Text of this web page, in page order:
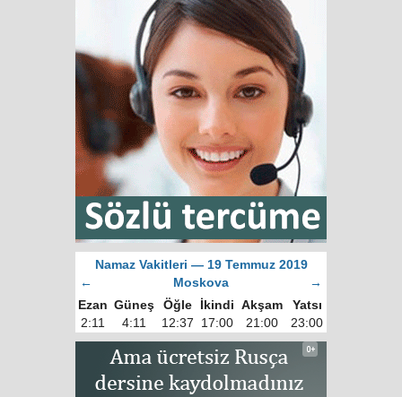
Namaz Vakitleri — 19 Temmuz 2019
←
Moskova
→
Ezan Güneş Öğle İkindi Akşam
Yatsı
2:11
4:11 12:37 17:00 21:00 23:00